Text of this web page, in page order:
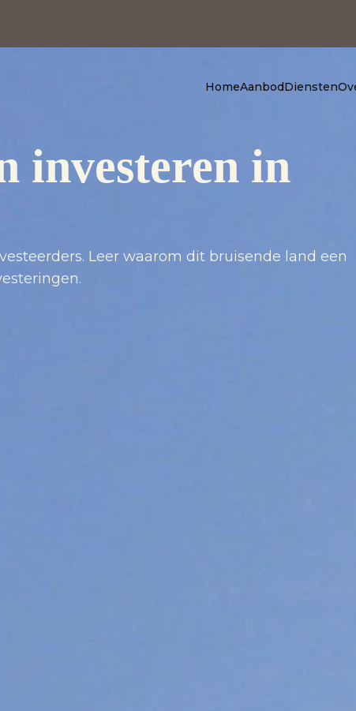
HomeAanbodDiensten
investeren in
Leer waarom dit bruisende land een